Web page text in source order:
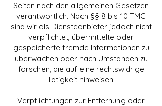
Seiten nach den allgemeinen Gesetzen
verantwortlich. Nach §§ 8 bis 10 TMG
sind wir als Diensteanbieter jedoch nicht
verpflichtet, übermittelte oder
gespeicherte fremde Informationen zu
überwachen oder nach Umständen zu
forschen, die auf eine rechtswidrige
Tätigkeit hinweisen.
Verpflichtungen zur Entfernung oder